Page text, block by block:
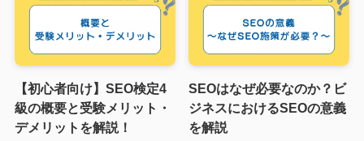
【初心者向け】SEO検定4
級の概要と受験メリット・
デメリットを解説！
SEOはなぜ必要なのか？ビ
ジネスにおけるSEOの意義
を解説